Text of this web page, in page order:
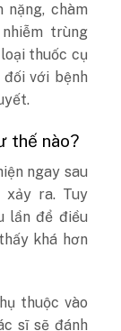
nặng, chàm
trùng
thuốc cụ
đối với bệnh
thế nào?
ngay sau
ra. Tuy
lần để điều
khá hơn
thuộc vào
sĩ sẽ đánh